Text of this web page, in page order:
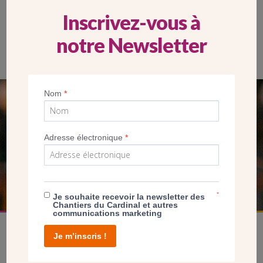
SEUL VOTRE DON
Inscrivez-vous à
notre Newsletter
Nom*
Adresse électronique*
Je souhaite recevoir la newsletter des
Chantiers du Cardinal et autres
communications marketing
*
Je m’inscris !